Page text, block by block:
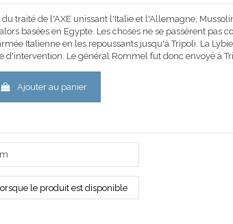
traité de l'AXE unissant l'Italie et l'Allemagne,
basées en Egypte. Les choses ne se passèrent
Italienne en les repoussants jusqu'à Tripoli. La
d'intervention. Le général Rommel fut donc envoyé à
Ajouter au panier